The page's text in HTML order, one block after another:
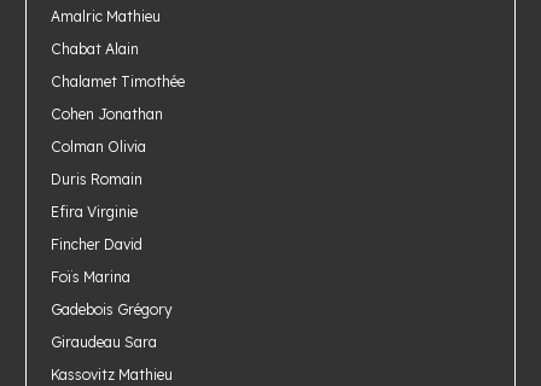
Amalric Mathieu
Chabat Alain
Chalamet Timothée
Cohen Jonathan
Colman Olivia
Duris Romain
Efira Virginie
Fincher David
Foïs Marina
Gadebois Grégory
Giraudeau Sara
Kassovitz Mathieu